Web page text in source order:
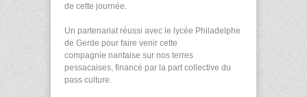
de cette journée.
Un partenariat réussi avec le lycée Philadelphe
de Gerde pour faire venir cette
compagnie nantaise sur nos terres
pessacaises, financé par la part collective du
pass culture.